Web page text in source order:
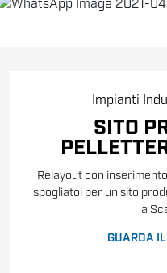
Impianti
SITO
Relayout con
spogliatoi per un sito
a
GUARDA